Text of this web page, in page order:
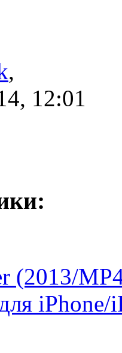
,
12:01
(2013/
iPhone/